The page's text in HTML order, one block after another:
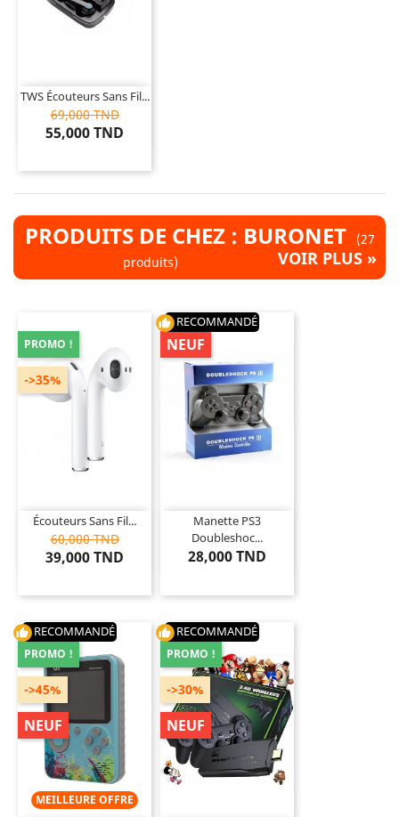
TWS Écouteurs Sans Fil...
69,000 TND
55,000 TND
PRODUITS DE CHEZ : BURONET
(27
produits)
VOIR PLUS »
Écouteurs Sans Fil...
60,000 TND
39,000 TND
PROMO !
->35%
thumb_up RECOMMANDÉ
Manette PS3
Doubleshoc...
28,000 TND
NEUF
thumb_up RECOMMANDÉ
MEILLEURE OFFRE
->45%
PROMO !
NEUF
thumb_up RECOMMANDÉ
PROMO !
->30%
NEUF